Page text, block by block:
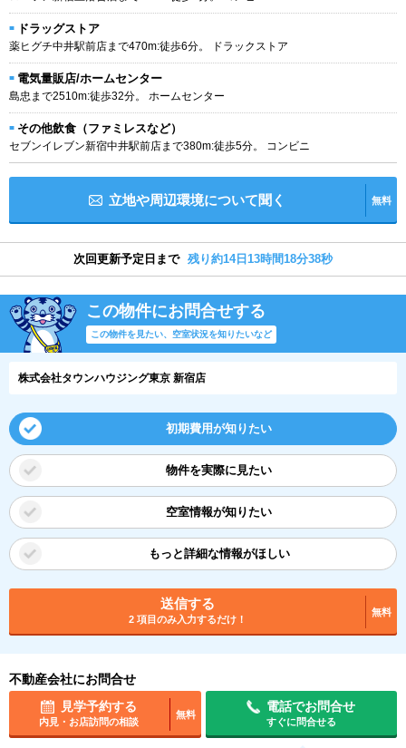
ドラッグストア
薬ヒグチ中井駅前店まで470m:徒歩6分。 ドラックストア
電気量販店/ホームセンター
島忠まで2510m:徒歩32分。 ホームセンター
その他飲食（ファミレスなど）
セブンイレブン新宿中井駅前店まで380m:徒歩5分。 コンビニ
立地や周辺環境について聞く 無料
次回更新予定日まで 残り約14日13時間18分38秒
この物件にお問合せする
この物件を見たい、空室状況を知りたいなど
株式会社タウンハウジング東京 新宿店
初期費用が知りたい
物件を実際に見たい
空室情報が知りたい
もっと詳細な情報がほしい
送信する
2 項目のみ入力するだけ！
無料
不動産会社にお問合せ
見学予約する
内見・お店訪問の相談
無料
電話でお問合せ
すぐに問合せる